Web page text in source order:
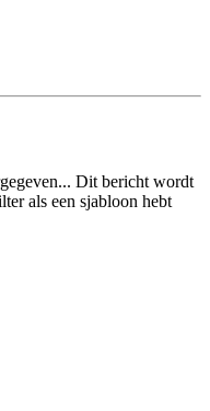
Dit bericht wordt
als een sjabloon hebt